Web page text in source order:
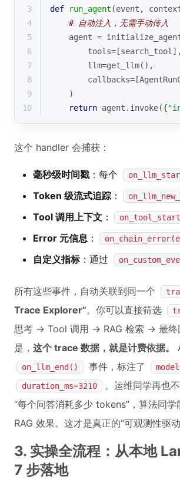
3
def run_agent (event,
4
# 自动注入，无需手动传入
5
agent =
6
        tools=[search_tool],
7
        llm=get_llm(),
8
9
    )
10
return agent.invoke({
这个 handler 会捕获：
毫秒级时间戳：每个
Token 级流式追踪 ：
Tool 调用上下文 ：
Error 元信息 ：
自定义指标：通过
所有这些事件，自动关联到同一个
Trace Explorer”。你可以直接筛选
思考 → Tool 调用 → RAG 检索 → 最终
是， 这个 trace 数据，就是计费依据。
on_llm_end() 事件，标注了
duration_ms=3210
。运维同学再也
“每个问答消耗多少 tokens”，算法同学
RAG 效果。这才是真正的“可观测性驱动
3. 实操全流程：从本地
7 步落地